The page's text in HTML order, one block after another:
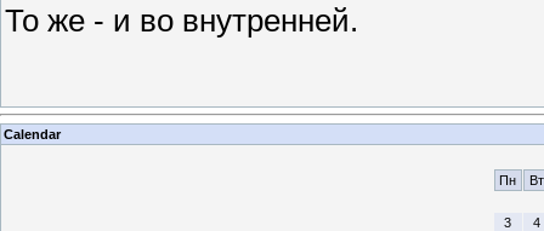
То же - и во внутренней.
Calendar
Пн Вт
3
4